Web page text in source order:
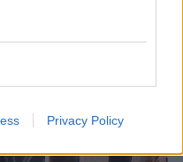
Privacy Policy